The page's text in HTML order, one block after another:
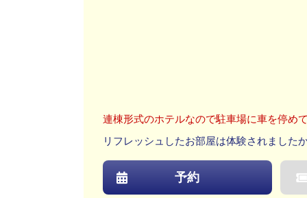
連棟形式のホテルなので駐車場に車を停め
リフレッシュしたお部屋は体験されました
予約